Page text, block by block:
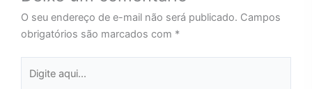
O seu endereço de e-mail não será publicado. Campos
obrigatórios são marcados com *
aqui...